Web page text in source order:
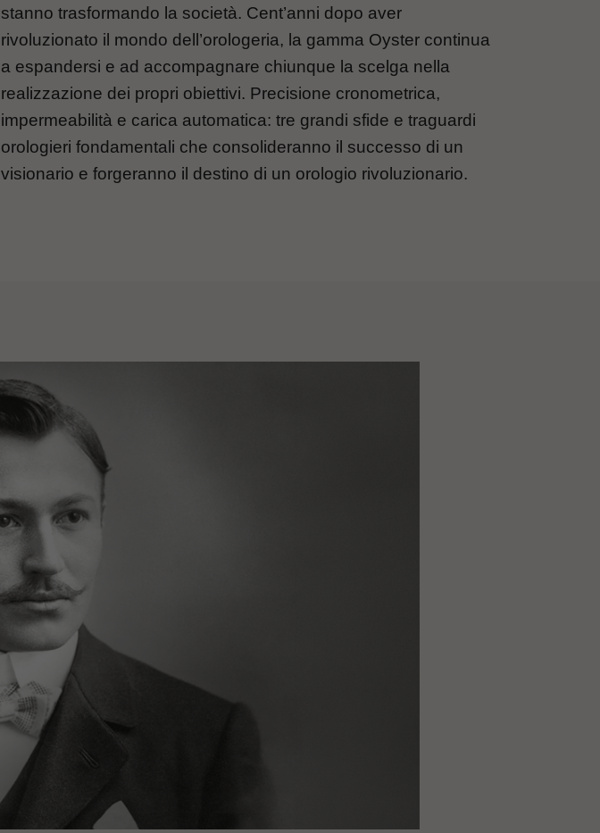
stanno trasformando la società. Cent’anni dopo aver
rivoluzionato il mondo dell’orologeria, la gamma Oyster continua
a espandersi e ad accompagnare chiunque la scelga nella
realizzazione dei propri obiettivi. Precisione cronometrica,
impermeabilità e carica automatica: tre grandi sfide e traguardi
orologieri fondamentali che consolideranno il successo di un
visionario e forgeranno il destino di un orologio rivoluzionario.